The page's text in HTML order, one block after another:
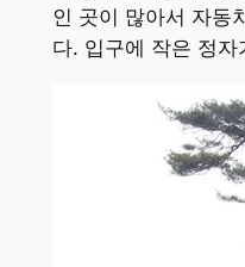
인 곳이 많아서 자동
다. 입구에 작은 정자